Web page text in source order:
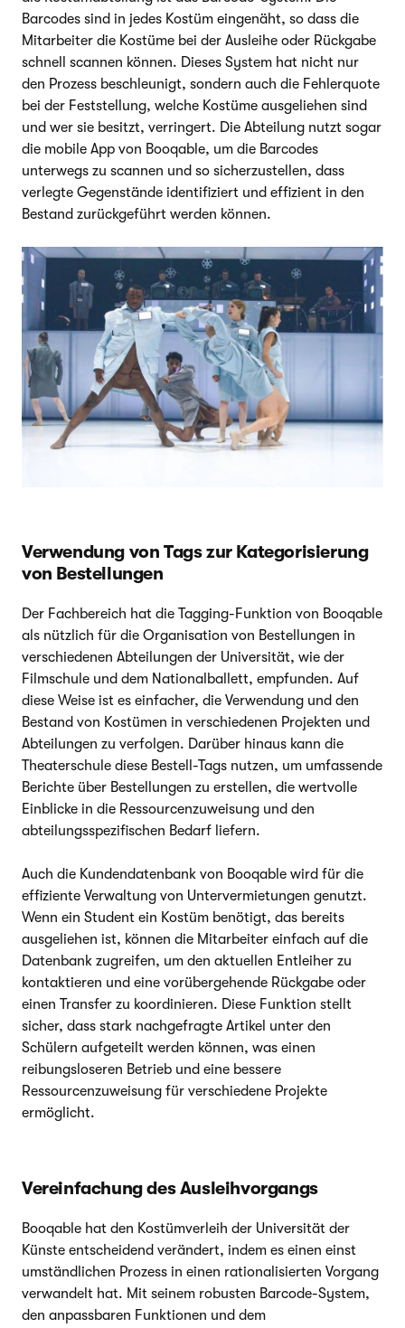
Barcodes sind in jedes Kostüm eingenäht, so dass die
Mitarbeiter die Kostüme bei der Ausleihe oder Rückgabe
schnell scannen können. Dieses System hat nicht nur
den Prozess beschleunigt, sondern auch die Fehlerquote
bei der Feststellung, welche Kostüme ausgeliehen sind
und wer sie besitzt, verringert. Die Abteilung nutzt sogar
die mobile App von Booqable, um die Barcodes
unterwegs zu scannen und so sicherzustellen, dass
verlegte Gegenstände identifiziert und effizient in den
Bestand zurückgeführt werden können.
Verwendung von Tags zur Kategorisierung
von Bestellungen
Der Fachbereich hat die Tagging-Funktion von Booqable
als nützlich für die Organisation von Bestellungen in
verschiedenen Abteilungen der Universität, wie der
Filmschule und dem Nationalballett, empfunden. Auf
diese Weise ist es einfacher, die Verwendung und den
Bestand von Kostümen in verschiedenen Projekten und
Abteilungen zu verfolgen. Darüber hinaus kann die
Theaterschule diese Bestell-Tags nutzen, um umfassende
Berichte über Bestellungen zu erstellen, die wertvolle
Einblicke in die Ressourcenzuweisung und den
abteilungsspezifischen Bedarf liefern.
Auch die Kundendatenbank von Booqable wird für die
effiziente Verwaltung von Untervermietungen genutzt.
Wenn ein Student ein Kostüm benötigt, das bereits
ausgeliehen ist, können die Mitarbeiter einfach auf die
Datenbank zugreifen, um den aktuellen Entleiher zu
kontaktieren und eine vorübergehende Rückgabe oder
einen Transfer zu koordinieren. Diese Funktion stellt
sicher, dass stark nachgefragte Artikel unter den
Schülern aufgeteilt werden können, was einen
reibungsloseren Betrieb und eine bessere
Ressourcenzuweisung für verschiedene Projekte
ermöglicht.
Vereinfachung des Ausleihvorgangs
Booqable hat den Kostümverleih der Universität der
Künste entscheidend verändert, indem es einen einst
umständlichen Prozess in einen rationalisierten Vorgang
verwandelt hat. Mit seinem robusten Barcode-System,
den anpassbaren Funktionen und dem